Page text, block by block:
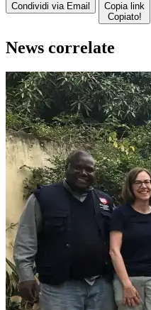
Condividi via Email
Copia link
Copiato!
News correlate